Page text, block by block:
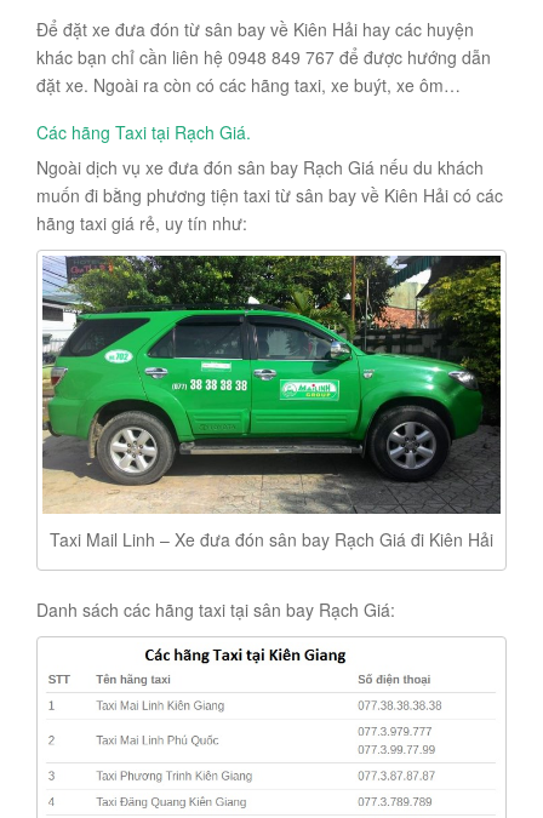
Để đặt xe đưa đón từ sân bay về Kiên Hải hay các huyện
khác bạn chỉ cần liên hệ 0948 849 767 để được hướng dẫn
đặt xe. Ngoài ra còn có các hãng taxi, xe buýt, xe ôm…
Các hãng Taxi tại Rạch Giá.
Ngoài dịch vụ xe đưa đón sân bay Rạch Giá nếu du khách
muốn đi bằng phương tiện taxi từ sân bay về Kiên Hải có các
hãng taxi giá rẻ, uy tín như:
Taxi Mail Linh – Xe đưa đón sân bay Rạch Giá đi Kiên Hải
Danh sách các hãng taxi tại sân bay Rạch Giá: